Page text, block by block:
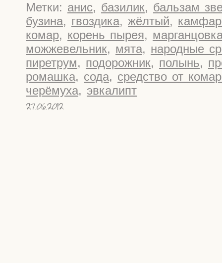
Метки: анис, базилик, бальзам
бузина, гвоздика, жёлтый,
комар, корень пырея,
можжевельник, мята, народные
пиретрум, подорожник, полынь,
ромашка, сода, средство от
черёмуха, эвкалипт
27.06.2012